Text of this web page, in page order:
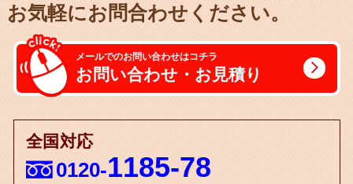
お気軽にお問合わせください。
メールでのお問い合わせはコチラ
お問い合わせ・お見積り
全国対応
0120-1185-78